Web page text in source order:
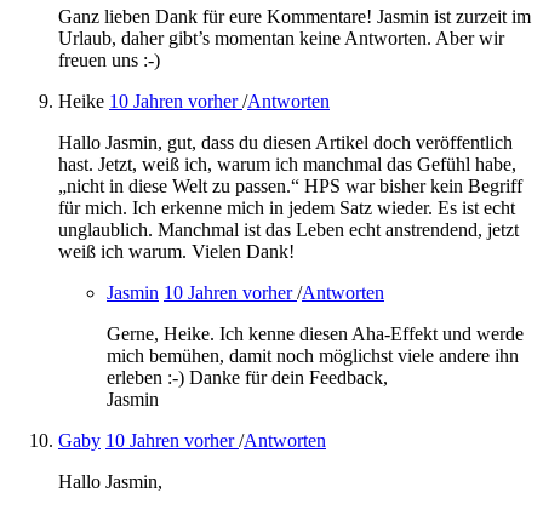
Ganz lieben Dank für eure Kommentare! Jasmin ist zurzeit im
Urlaub, daher gibt’s momentan keine Antworten. Aber wir
freuen uns :-)
Heike 10 Jahren vorher/Antworten
Hallo Jasmin, gut, dass du diesen Artikel doch veröffentlich
hast. Jetzt, weiß ich, warum ich manchmal das Gefühl habe,
„nicht in diese Welt zu passen.“ HPS war bisher kein Begriff
für mich. Ich erkenne mich in jedem Satz wieder. Es ist echt
unglaublich. Manchmal ist das Leben echt anstrendend, jetzt
weiß ich warum. Vielen Dank!
Jasmin 10 Jahren vorher/Antworten
Gerne, Heike. Ich kenne diesen Aha-Effekt und werde
mich bemühen, damit noch möglichst viele andere ihn
erleben :-) Danke für dein Feedback,
Jasmin
Gaby 10 Jahren vorher/Antworten
Hallo Jasmin,